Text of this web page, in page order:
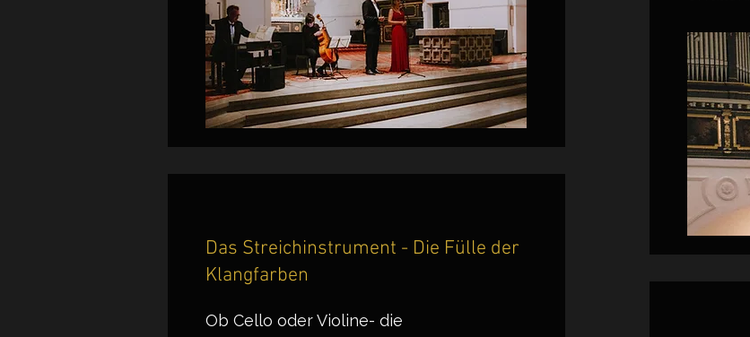
Das Streichinstrument - Die Fülle der
Klangfarben
Ob Cello oder Violine- die